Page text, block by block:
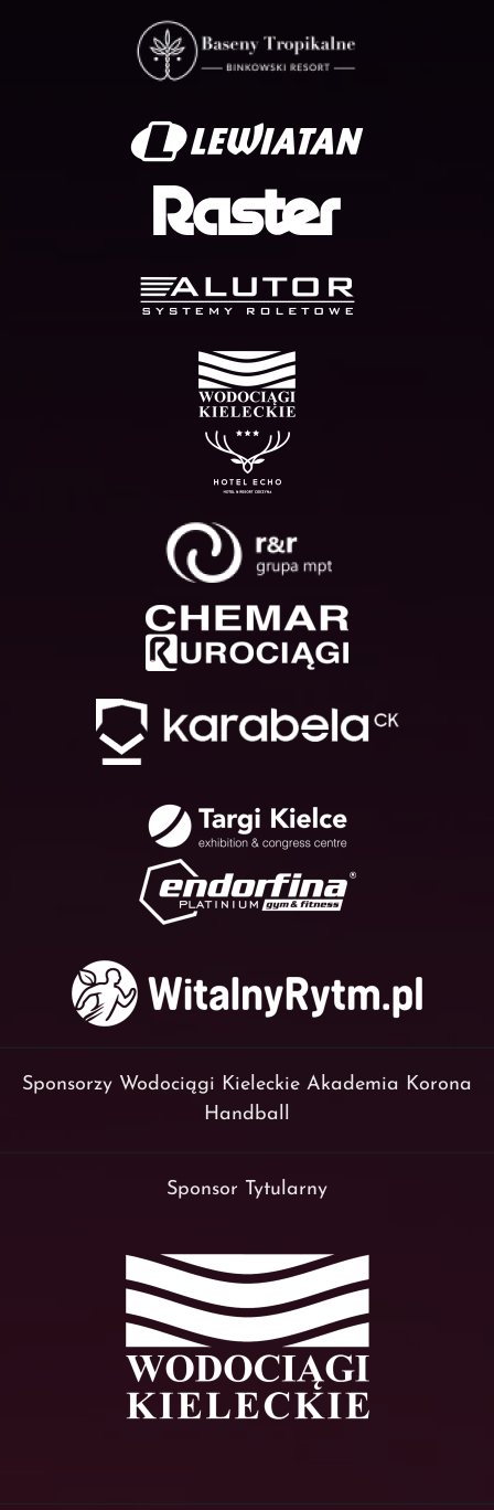
Sponsorzy Wodociągi Kieleckie Akademia Korona
Handball
Sponsor Tytularny